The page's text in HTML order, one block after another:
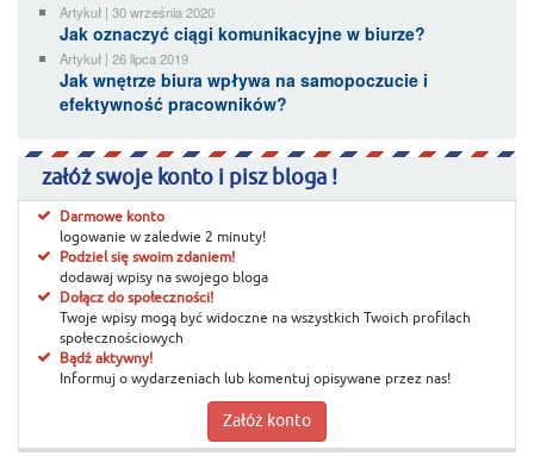
Artykuł | 30 września 2020
Jak oznaczyć ciągi komunikacyjne w biurze?
Artykuł | 26 lipca 2019
Jak wnętrze biura wpływa na samopoczucie i
efektywność pracowników?
załóż swoje konto i pisz bloga !
Darmowe konto
logowanie w zaledwie 2 minuty!
Podziel się swoim zdaniem!
dodawaj wpisy na swojego bloga
Dołącz do społeczności!
Twoje wpisy mogą być widoczne na wszystkich Twoich profilach
społecznościowych
Bądź aktywny!
Informuj o wydarzeniach lub komentuj opisywane przez nas!
Załóż konto